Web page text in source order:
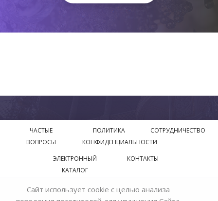
ЧАСТЫЕ
ВОПРОСЫ
ПОЛИТИКА
КОНФИДЕНЦИАЛЬНОСТИ
СОТРУДНИЧЕСТВО
ЭЛЕКТРОННЫЙ
КАТАЛОГ
КОНТАКТЫ
© 2018—2026 Официальный сайт завода производителя
Сайт использует cookie с целью анализа